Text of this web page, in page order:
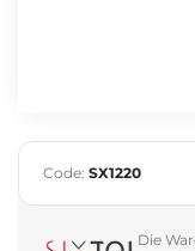
Code: SX1220
Die